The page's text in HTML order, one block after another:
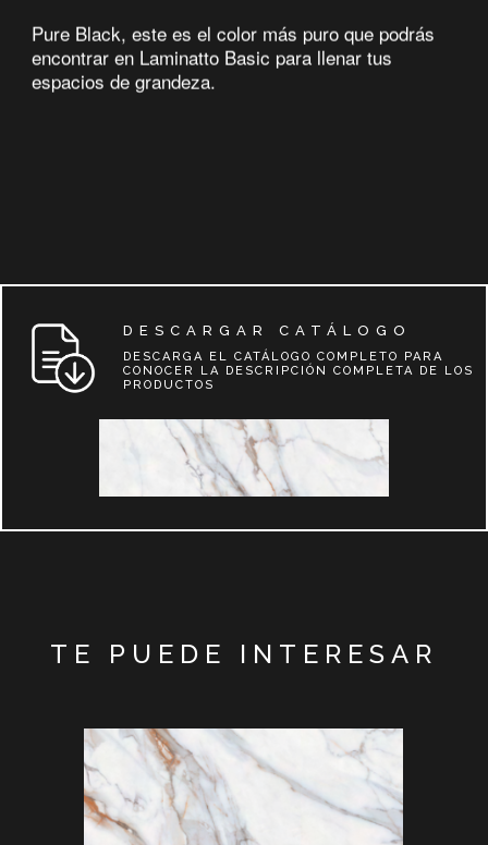
Pure Black, este es el color más puro que podrás
encontrar en Laminatto Basic para llenar tus
espacios de grandeza.
DESCARGAR CATÁLOGO
DESCARGA EL CATÁLOGO COMPLETO PARA
CONOCER LA DESCRIPCIÓN COMPLETA DE LOS
PRODUCTOS
TE PUEDE INTERESAR